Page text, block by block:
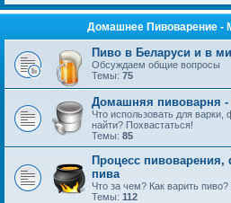
Домашнее Пивоварение -
Пиво в Беларуси и в
Обсуждаем общие вопросы
Темы: 75
Домашняя пивоварня
Что использовать для
найти? Похвастаться!
Темы: 85
Процесс пивоварения,
пива
Что за чем? Как варить
Темы: 112